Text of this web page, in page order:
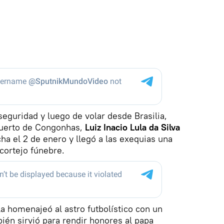
y luego de volar desde Brasilia,
de Congonhas, Luiz Inacio Lula da Silva
el 2 de enero y llegó a las exequias una
fúnebre.
homenajeó al astro futbolístico con un
sirvió para rendir honores al papa